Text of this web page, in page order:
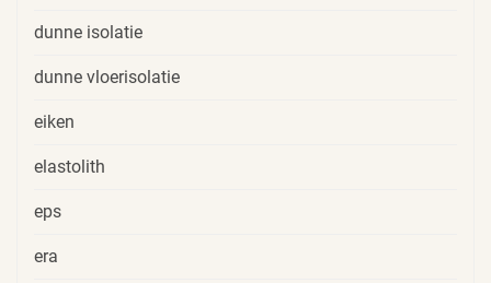
dunne isolatie
dunne vloerisolatie
eiken
elastolith
eps
era